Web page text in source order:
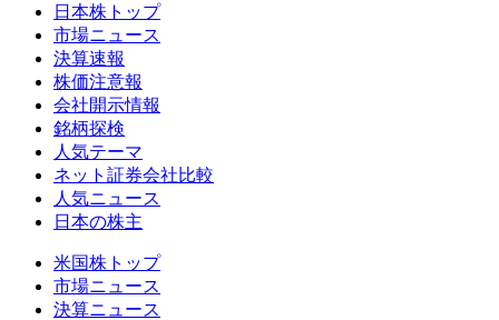
日本株トップ
市場ニュース
決算速報
株価注意報
会社開示情報
銘柄探検
人気テーマ
ネット証券会社比較
人気ニュース
日本の株主
米国株トップ
市場ニュース
決算ニュース